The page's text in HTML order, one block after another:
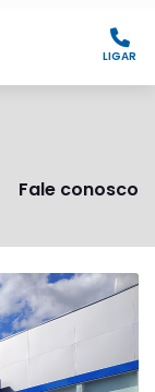
LIGAR
Fale conosco